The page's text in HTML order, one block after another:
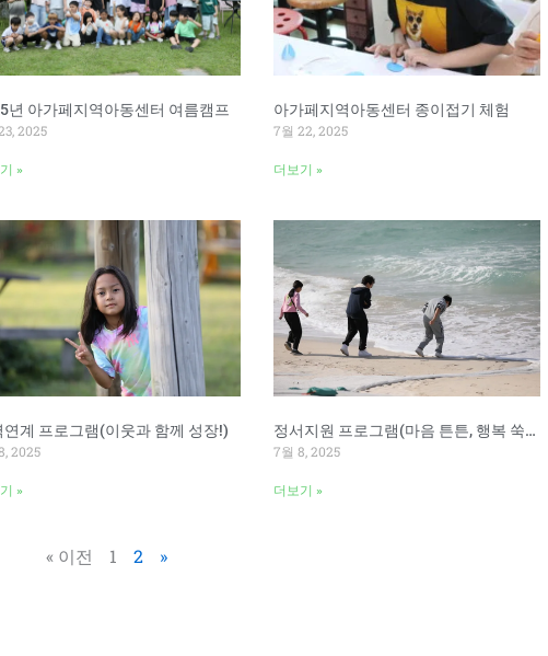
년 아가페지역아동센터 여름캠프
2025
»
아가페지역아동센터 종이접기 체험
7월 22, 2025
더보기 »
연계 프로그램(이웃과 함께 성장!)
2025
»
정서지원 프로그램(마음 튼튼, 행복 쑥쑥!)
7월 8, 2025
더보기 »
« 이전 1 2 »